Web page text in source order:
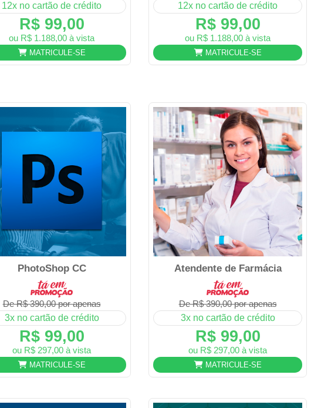
12x no cartão de crédito
R$ 99,00
ou R$ 1.188,00 à vista
MATRICULE-SE
12x no cartão de crédito
R$ 99,00
ou R$ 1.188,00 à vista
MATRICULE-SE
PhotoShop CC
De R$ 390,00 por apenas
3x no cartão de crédito
R$ 99,00
ou R$ 297,00 à vista
MATRICULE-SE
Atendente de Farmácia
De R$ 390,00 por apenas
3x no cartão de crédito
R$ 99,00
ou R$ 297,00 à vista
MATRICULE-SE